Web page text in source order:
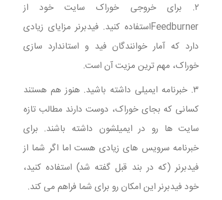
۲. برای خروجی خوراک سایت خود از
Feedburnerاستفاده کنید. فیدبرنر مزایای زیادی
دارد که آمار خوانندگان فید و استاندارد سازی
خوراک، مهم ترین مزیت آن است.
۳. خبرنامه ایمیلی داشته باشید. هنوز هم هستند
کسانی که بجای خوراک، دوست دارند مطالب تازه
سایت ها رو در ایمیلشون داشته باشند. برای
خبرنامه سرویس های زیادی هست اما اگر شما از
فیدبرنر (که در بند قبل گفته شد) استفاده کنید،
خود فیدبرنر این امکان رو برای شما فراهم می کند.